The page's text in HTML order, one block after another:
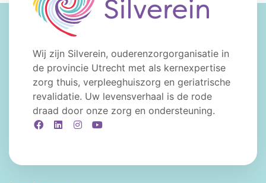
Wij zijn Silverein, ouderenzorgorganisatie in
de provincie Utrecht met als kernexpertise
zorg thuis, verpleeghuiszorg en geriatrische
revalidatie. Uw levensverhaal is de rode
draad door onze zorg en ondersteuning.
FacebookLinkedInInstagram